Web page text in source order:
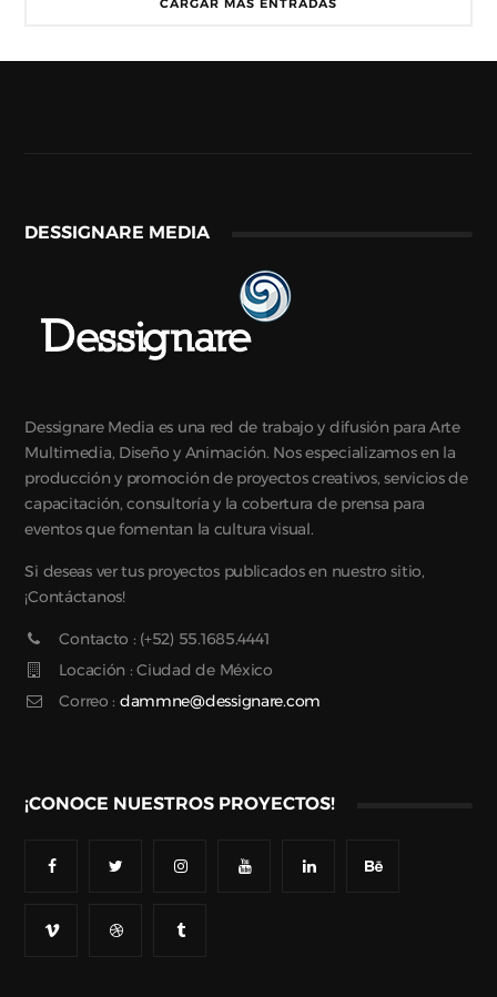
CARGAR MÁS ENTRADAS
DESSIGNARE MEDIA
Dessignare Media es una red de trabajo y difusión para Arte
Multimedia, Diseño y Animación. Nos especializamos en la
producción y promoción de proyectos creativos, servicios de
capacitación, consultoría y la cobertura de prensa para
eventos que fomentan la cultura visual.
Si deseas ver tus proyectos publicados en nuestro sitio,
¡Contáctanos!
Contacto : (+52) 55.1685.4441
Locación : Ciudad de México
Correo : dammne@dessignare.com
¡CONOCE NUESTROS PROYECTOS!